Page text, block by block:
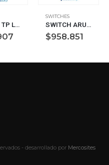
SWITCH TP LINK 8 PUERTOS SMART 4 POE+ Y 4 POE G (TL-SG2008P)
SWITCHES
SWITCH ARUBA 1930 24G GIGABIT 4SFP+ POE 195W ION (JL683A)
$958.851
- desarrollado por Mercosites